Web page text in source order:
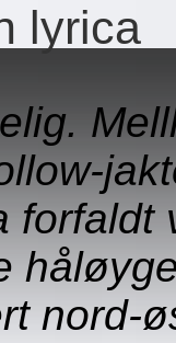
lyrica
forfaldt
nord-